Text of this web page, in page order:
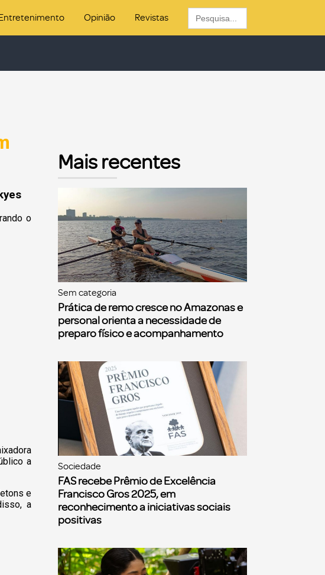
Opinião Revistas
Search
for:
o
a
e
a
Mais recentes
Sem categoria
Prática de remo cresce no Amazonas e
personal orienta a necessidade de
preparo físico e acompanhamento
Sociedade
FAS recebe Prêmio de Excelência
Francisco Gros 2025, em
reconhecimento a iniciativas sociais
positivas